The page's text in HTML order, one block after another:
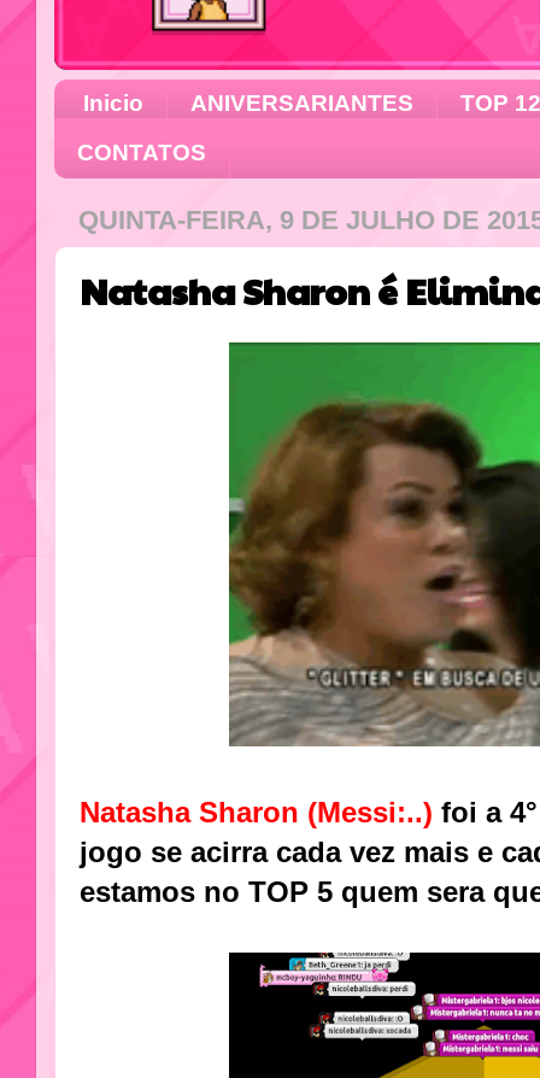
Inicio ANIVERSARIANTES
TOP 12
CONTATOS
QUINTA-FEIRA, 9 DE JULHO DE
Natasha Sharon é
Natasha Sharon (Messi:..) foi a
jogo se acirra cada vez mais e
estamos no TOP 5 quem sera